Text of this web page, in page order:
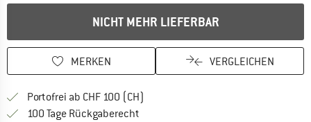
NICHT MEHR LIEFERBAR
MERKEN VERGLEICHEN
Portofrei ab CHF 100 (CH)
100 Tage Rückgaberecht